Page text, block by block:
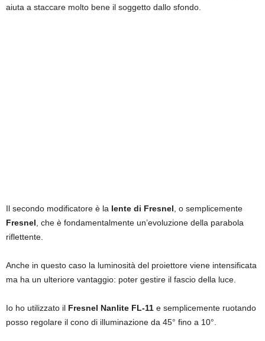
aiuta a staccare molto bene il soggetto dallo sfondo.
Il secondo modificatore è la lente di Fresnel , o semplicemente
Fresnel , che è fondamentalmente un’evoluzione della parabola
riflettente.
Anche in questo caso la luminosità del proiettore viene intensificata
ma ha un ulteriore vantaggio: poter gestire il fascio della luce.
Io ho utilizzato il Fresnel Nanlite FL-11 e semplicemente ruotando
posso regolare il cono di illuminazione da 45° fino a 10°.